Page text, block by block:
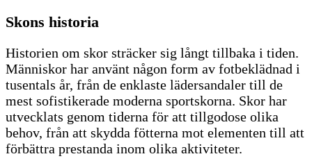
Skons historia
Historien om skor sträcker sig långt tillbaka i tiden.
Människor har använt någon form av fotbeklädnad i
tusentals år, från de enklaste lädersandaler till de
mest sofistikerade moderna sportskorna. Skor har
utvecklats genom tiderna för att tillgodose olika
behov, från att skydda fötterna mot elementen till att
förbättra prestanda inom olika aktiviteter.